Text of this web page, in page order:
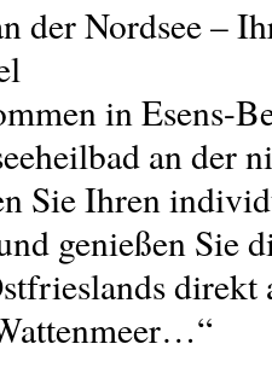
der Nordsee –
in Esens-
an der
Sie Ihren
genießen Sie
direkt